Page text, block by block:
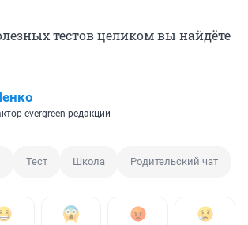
тестов целиком вы найдёте
evergreen-редакции
Тест Школа Родительский чат